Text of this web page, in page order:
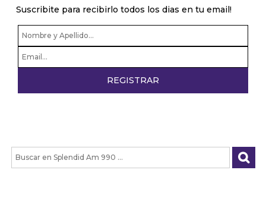
Suscribite para recibirlo todos los dias en tu email!